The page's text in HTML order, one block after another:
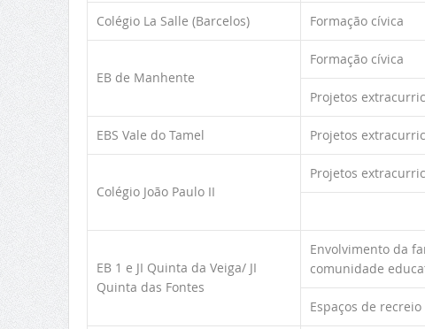
Colégio La Salle (Barcelos) Formação cívica
EB de Manhente
Formação cívica
Projetos
EBS Vale do Tamel Projetos
Colégio João Paulo II
Projetos
EB 1 e JI Quinta da Veiga/ JI
Quinta das Fontes
Envolvimento da
comunidade
Espaços de